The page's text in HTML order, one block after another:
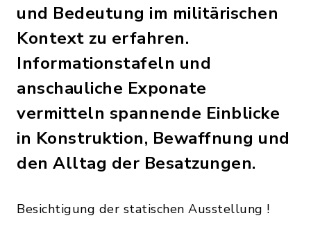
und Bedeutung im militärischen
Kontext zu erfahren.
Informationstafeln und
anschauliche Exponate
vermitteln spannende Einblicke
in Konstruktion, Bewaffnung und
den Alltag der Besatzungen.
Besichtigung der statischen Ausstellung !